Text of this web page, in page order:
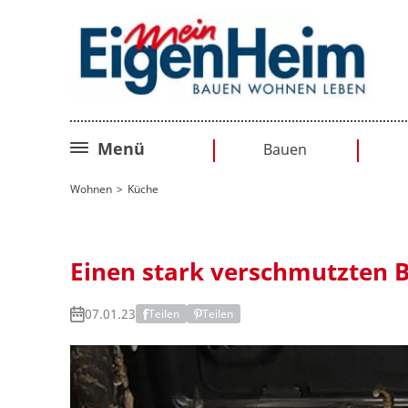
Menü Bauen
Sanieren
Wohnen Küche
Einen stark verschmutzten
07.01.23 Teilen Teilen